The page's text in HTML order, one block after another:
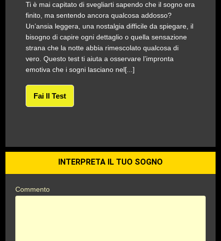
Ti è mai capitato di svegliarti sapendo che il sogno era
finito, ma sentendo ancora qualcosa addosso?
Un’ansia leggera, una nostalgia difficile da spiegare, il
bisogno di capire ogni dettaglio o quella sensazione
strana che la notte abbia rimescolato qualcosa di
vero. Questo test ti aiuta a osservare l’impronta
emotiva che i sogni lasciano nel[...]
Fai Il Test
INTERPRETA IL TUO SOGNO
Commento